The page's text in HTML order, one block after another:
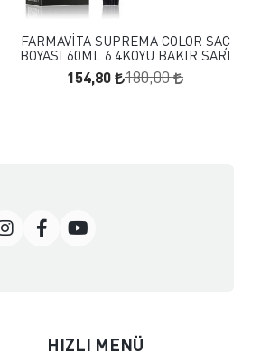
FARMAVİTA SUPREMA COLOR SAÇ
BOYASI 60ML 6.4KOYU BAKIR SARI
154,80 180,00
HIZLI MENÜ